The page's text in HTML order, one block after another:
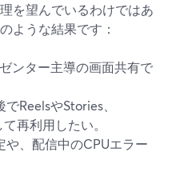
を望んでいるわけではあ
ような結果です：
ンター主導の画面共有で
ReelsやStories、
再利用したい。
、配信中のCPUエラー